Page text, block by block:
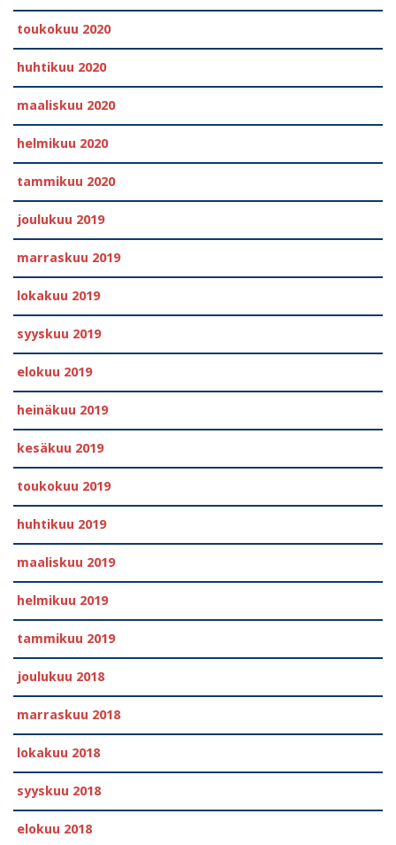
toukokuu 2020
huhtikuu 2020
maaliskuu 2020
helmikuu 2020
tammikuu 2020
joulukuu 2019
marraskuu 2019
lokakuu 2019
syyskuu 2019
elokuu 2019
heinäkuu 2019
kesäkuu 2019
toukokuu 2019
huhtikuu 2019
maaliskuu 2019
helmikuu 2019
tammikuu 2019
joulukuu 2018
marraskuu 2018
lokakuu 2018
syyskuu 2018
elokuu 2018